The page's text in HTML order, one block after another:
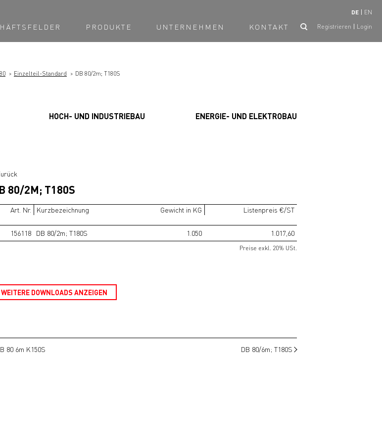
DE EN
PRODUKTE UNTERNEHMEN KONTAKT Registrieren Login
Einzelteil-Standard DB 80/2m; T180S
HOCH- UND INDUSTRIEBAU ENERGIE- UND ELEKTROBAU
80/2M; T180S
Art. Nr. Kurzbezeichnung Gewicht in KG Listenpreis €/ST
156118 DB 80/2m; T180S 1.050 1.017,60
Preise exkl. 20% USt.
WEITERE DOWNLOADS ANZEIGEN
80 6m K150S DB 80/6m; T180S